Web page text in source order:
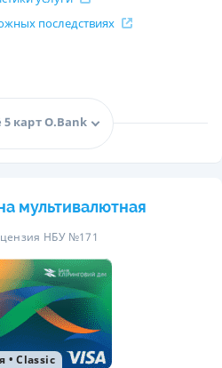
последствиях
карт O.Bank
мультивалютная
НБУ №171
•Classic